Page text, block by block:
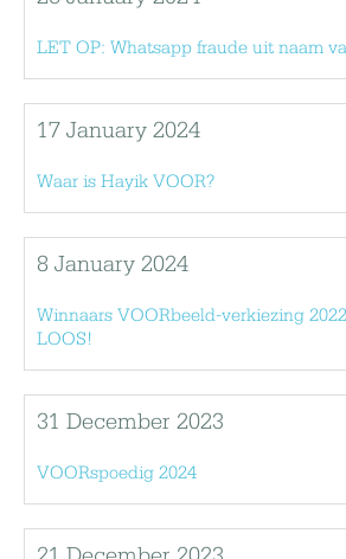
LET OP: Whatsapp fraude uit naam
17 January 2024
Waar is Hayik VOOR?
8 January 2024
Winnaars VOORbeeld-verkiezing
LOOS!
31 December 2023
VOORspoedig 2024